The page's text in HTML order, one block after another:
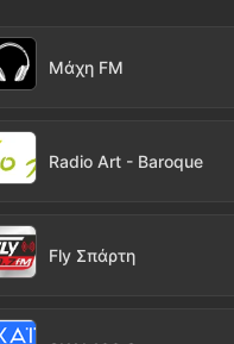
Μάχη FM
Radio Art - Baroque
Fly Σπάρτη